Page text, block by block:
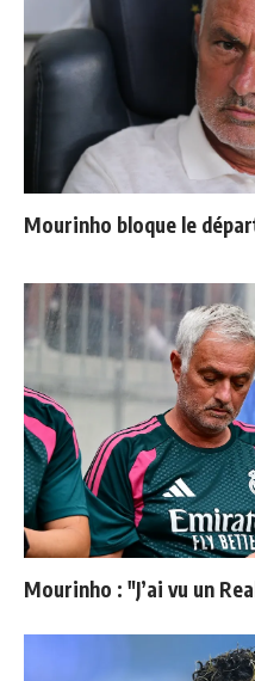
Mourinho bloque le
Mourinho : "J’ai vu un